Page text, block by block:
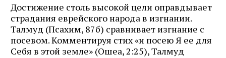
Достижение столь высокой цели оправдывает
страдания еврейского народа в изгнании.
Талмуд (Псахим, 87б) сравнивает изгнание с
посевом. Комментируя стих «и посею Я ее для
Себя в этой земле» (Ошеа, 2:25), Талмуд